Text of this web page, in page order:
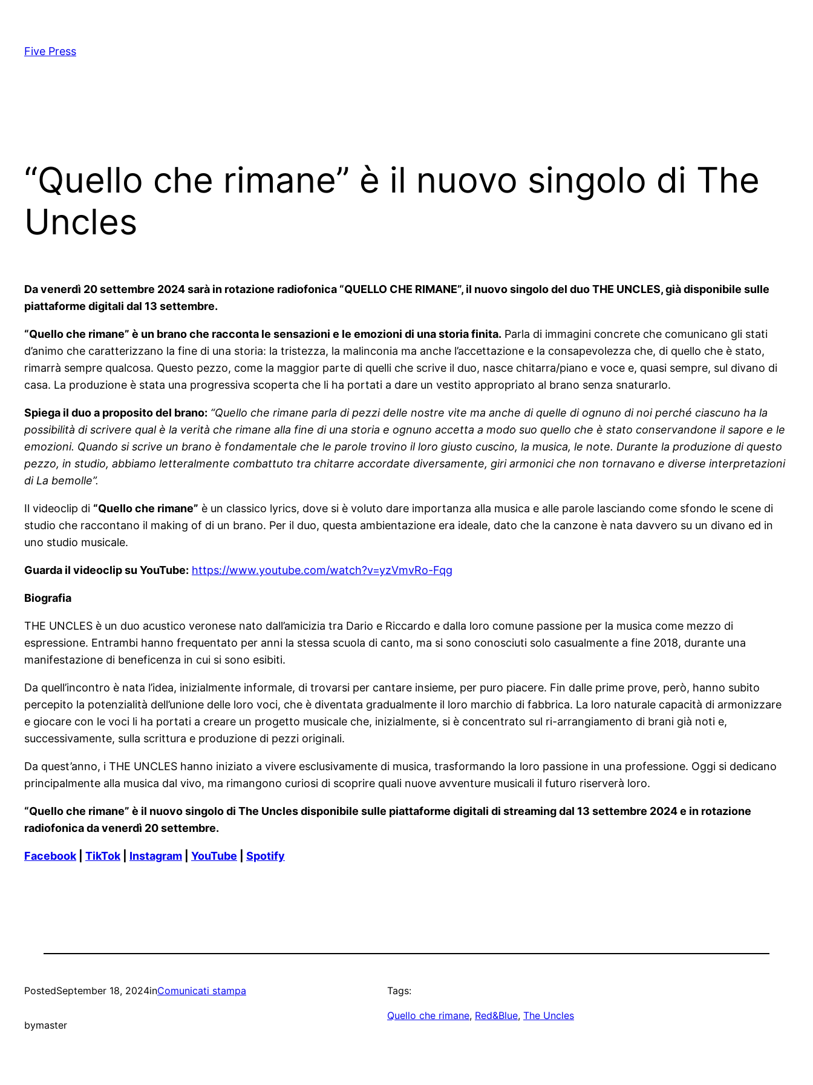
content
Five Press
“Quello che rimane” è il nuovo singolo di The
Uncles
Da venerdì 20 settembre 2024 sarà in rotazione radiofonica “QUELLO CHE RIMANE”, il nuovo singolo del duo THE UNCLES, già disponibile sulle
piattaforme digitali dal 13 settembre.
“Quello che rimane” è un brano che racconta le sensazioni e le emozioni di una storia finita. Parla di immagini concrete che comunicano gli stati
d’animo che caratterizzano la fine di una storia: la tristezza, la malinconia ma anche l’accettazione e la consapevolezza che, di quello che è stato,
rimarrà sempre qualcosa. Questo pezzo, come la maggior parte di quelli che scrive il duo, nasce chitarra/piano e voce e, quasi sempre, sul divano di
casa. La produzione è stata una progressiva scoperta che li ha portati a dare un vestito appropriato al brano senza snaturarlo.
Spiega il duo a proposito del brano: “Quello che rimane parla di pezzi delle nostre vite ma anche di quelle di ognuno di noi perché ciascuno ha la
possibilità di scrivere qual è la verità che rimane alla fine di una storia e ognuno accetta a modo suo quello che è stato conservandone il sapore e le
emozioni. Quando si scrive un brano è fondamentale che le parole trovino il loro giusto cuscino, la musica, le note. Durante la produzione di questo
pezzo, in studio, abbiamo letteralmente combattuto tra chitarre accordate diversamente, giri armonici che non tornavano e diverse interpretazioni
di La bemolle”.
Il videoclip di “Quello che rimane” è un classico lyrics, dove si è voluto dare importanza alla musica e alle parole lasciando come sfondo le scene di
studio che raccontano il making of di un brano. Per il duo, questa ambientazione era ideale, dato che la canzone è nata davvero su un divano ed in
uno studio musicale.
Guarda il videoclip su YouTube: https://www.youtube.com/watch?v=yzVmvRo-Fqg
Biografia
THE UNCLES è un duo acustico veronese nato dall’amicizia tra Dario e Riccardo e dalla loro comune passione per la musica come mezzo di
espressione. Entrambi hanno frequentato per anni la stessa scuola di canto, ma si sono conosciuti solo casualmente a fine 2018, durante una
manifestazione di beneficenza in cui si sono esibiti.
Da quell’incontro è nata l’idea, inizialmente informale, di trovarsi per cantare insieme, per puro piacere. Fin dalle prime prove, però, hanno subito
percepito la potenzialità dell’unione delle loro voci, che è diventata gradualmente il loro marchio di fabbrica. La loro naturale capacità di armonizzare
e giocare con le voci li ha portati a creare un progetto musicale che, inizialmente, si è concentrato sul ri-arrangiamento di brani già noti e,
successivamente, sulla scrittura e produzione di pezzi originali.
Da quest’anno, i THE UNCLES hanno iniziato a vivere esclusivamente di musica, trasformando la loro passione in una professione. Oggi si dedicano
principalmente alla musica dal vivo, ma rimangono curiosi di scoprire quali nuove avventure musicali il futuro riserverà loro.
“Quello che rimane” è il nuovo singolo di The Uncles disponibile sulle piattaforme digitali di streaming dal 13 settembre 2024 e in rotazione
radiofonica da venerdì 20 settembre.
Facebook| TikTok| Instagram YouTube Spotify
PostedSeptember 18, 2024inComunicati stampa
bymaster
Tags:
Quello che rimane, Red&Blue, The Uncles